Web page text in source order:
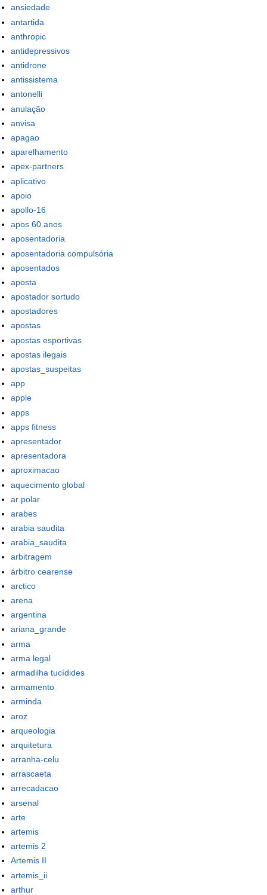
ansiedade
antartida
anthropic
antidepressivos
antidrone
antissistema
antonelli
anulação
anvisa
apagao
aparelhamento
apex-partners
aplicativo
apoio
apollo-16
apos 60 anos
aposentadoria
aposentadoria compulsória
aposentados
aposta
apostador sortudo
apostadores
apostas
apostas esportivas
apostas ilegais
apostas_suspeitas
app
apple
apps
apps fitness
apresentador
apresentadora
aproximacao
aquecimento global
ar polar
arabes
arabia saudita
arabia_saudita
arbitragem
árbitro cearense
arctico
arena
argentina
ariana_grande
arma
arma legal
armadilha tucídides
armamento
arminda
aroz
arqueologia
arquitetura
arranha-celu
arrascaeta
arrecadacao
arsenal
arte
artemis
artemis 2
Artemis II
artemis_ii
arthur